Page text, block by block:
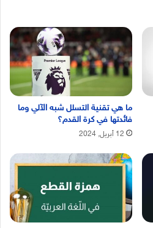
ما هي تقنية التسلل شبه الآلي وما
فائدتها في كرة القدم؟
12 أبريل, 2024